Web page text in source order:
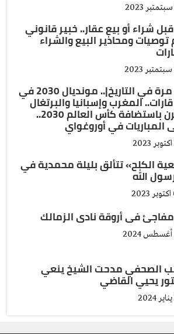
شراء أو بيع عقار.. خبير قانوني
ومحاذير البيع والشراء
لأول مرة في التاريخ|.. مونديال 2030 في
المغرب وإسبانيا والبرتغال
يظفرن باستضافة كأس العالم 2030..
المباريات في أوروغواي
الكلح» تتألق بليلة محمدية في
الله
مفاجئ فى أروقة نادى الزمالك
الصحفي مدحت الشيخ ينعي
يحيي القاضي